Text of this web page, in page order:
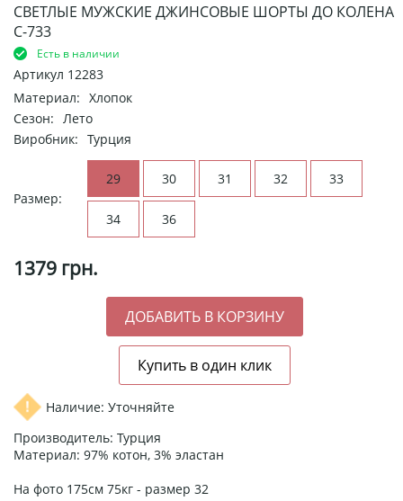
СВЕТЛЫЕ МУЖСКИЕ ДЖИНСОВЫЕ ШОРТЫ ДО КОЛЕНА
С-733
Есть в наличии
Артикул 12283
Материал: Хлопок
Сезон:
Лето
Виробник: Турция
Размер:
29 30 31 32 33
34 36
1379 грн.
Наличие: Уточняйте
Производитель: Турция
Материал: 97% котон, 3% эластан
На фото 175см 75кг - размер 32